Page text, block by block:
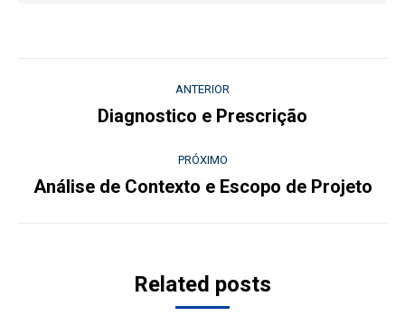
ANTERIOR
Post
Diagnostico e Prescrição
PRÓXIMO
Próximo
Análise de Contexto e Escopo de Projeto
Related posts